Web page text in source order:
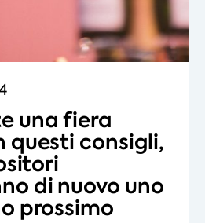
una fiera
questi consigli,
di nuovo uno
prossimo